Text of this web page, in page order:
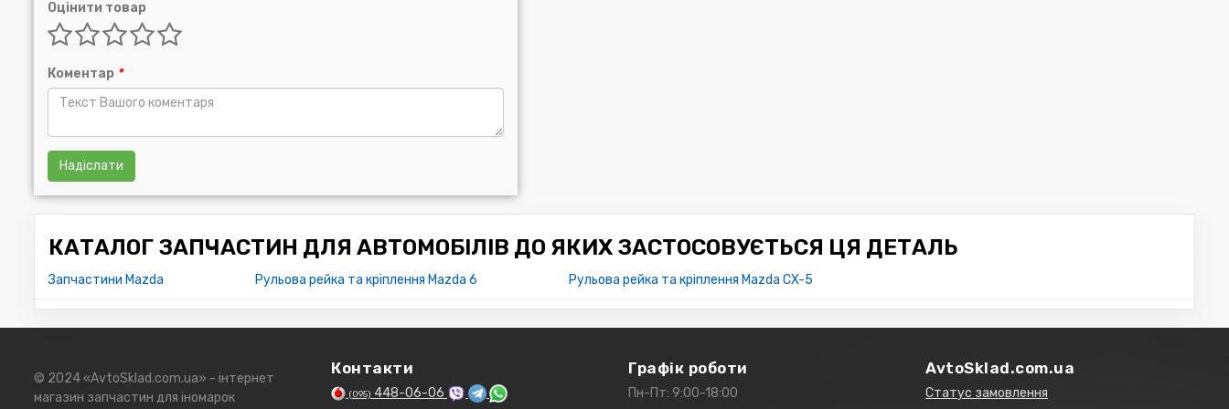
Оцінити товар
Коментар *
Надіслати
КАТАЛОГ ЗАПЧАСТИН ДЛЯ АВТОМОБІЛІВ ДО ЯКИХ ЗАСТОСОВУЄТЬСЯ ЦЯ ДЕТАЛЬ
Запчастини Mazda Рульова рейка та кріплення Mazda 6 Рульова рейка та кріплення Mazda CX-5
© 2024 «AvtoSklad.com.ua» - інтернет
магазин запчастин для іномарок
Контакти
(095) 448-06-06
Графік роботи
Пн-Пт: 9:00-18:00
AvtoSklad.com.ua
Статус замовлення